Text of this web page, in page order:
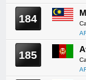
184
185